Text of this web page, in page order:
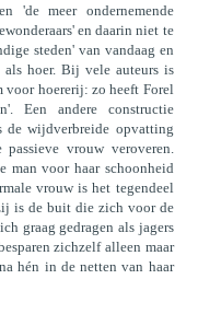
'de meer ondernemende
en daarin niet te
steden' van vandaag en
hoer. Bij vele auteurs is
voor hoererij: zo heeft Forel
Een andere constructie
de wijdverbreide opvatting
vrouw veroveren.
man voor haar schoonheid
vrouw is het tegendeel
is de buit die zich voor de
graag gedragen als jagers
zichzelf alleen maar
hén in de netten van haar